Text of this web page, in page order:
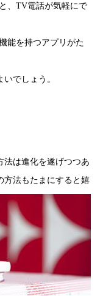
、TV電話が気軽にで
能を持つアプリがた
でしょう。
法は進化を遂げつつあ
方法もたまにすると嬉